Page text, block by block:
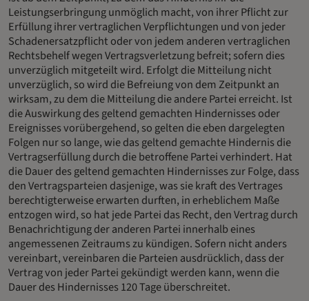
Leistungserbringung unmöglich macht, von ihrer Pflicht zur
Erfüllung ihrer vertraglichen Verpflichtungen und von jeder
Schadenersatzpflicht oder von jedem anderen vertraglichen
Rechtsbehelf wegen Vertragsverletzung befreit; sofern dies
unverzüglich mitgeteilt wird. Erfolgt die Mitteilung nicht
unverzüglich, so wird die Befreiung von dem Zeitpunkt an
wirksam, zu dem die Mitteilung die andere Partei erreicht. Ist
die Auswirkung des geltend gemachten Hindernisses oder
Ereignisses vorübergehend, so gelten die eben dargelegten
Folgen nur so lange, wie das geltend gemachte Hindernis die
Vertragserfüllung durch die betroffene Partei verhindert. Hat
die Dauer des geltend gemachten Hindernisses zur Folge, dass
den Vertragsparteien dasjenige, was sie kraft des Vertrages
berechtigterweise erwarten durften, in erheblichem Maße
entzogen wird, so hat jede Partei das Recht, den Vertrag durch
Benachrichtigung der anderen Partei innerhalb eines
angemessenen Zeitraums zu kündigen. Sofern nicht anders
vereinbart, vereinbaren die Parteien ausdrücklich, dass der
Vertrag von jeder Partei gekündigt werden kann, wenn die
Dauer des Hindernisses 120 Tage überschreitet.